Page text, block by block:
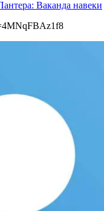
Ваканда навеки